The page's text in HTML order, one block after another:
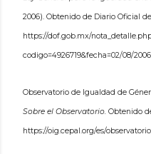
2006). Obtenido de Diario Oficial
https://dof.gob.mx/
codigo=4926719&fecha=02/08/
Observatorio de Igualdad de
Sobre el Observatorio. Obtenido
https://oig.cepal.org/es/observatorio